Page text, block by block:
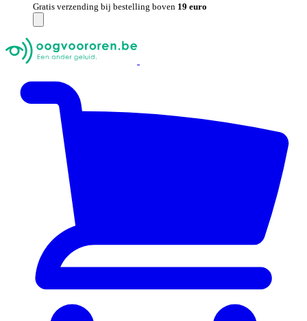
Gratis verzending bij bestelling boven 19 euro